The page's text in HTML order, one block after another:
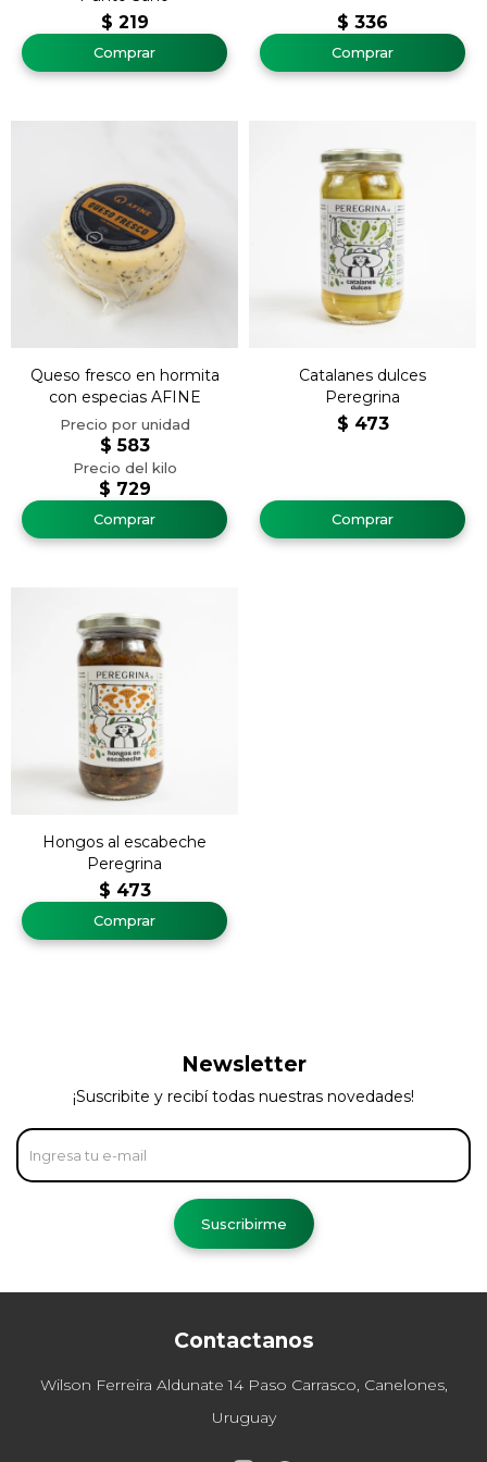
$ 219 $ 336
Queso fresco en hormita
con especias AFINE
$ 729
$ 583
Catalanes dulces
Peregrina
$ 473
Hongos al escabeche
Peregrina
$ 473
Contactanos
Wilson Ferreira Aldunate 14 Paso Carrasco, Canelones,
Uruguay
Newsletter
¡Suscribite y recibí todas nuestras novedades!
Suscribirme